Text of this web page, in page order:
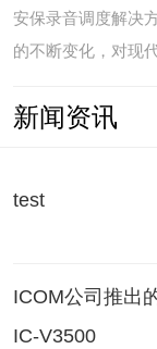
讯将延伸到世界的
安保录音调度解决
的不断变化，对现
讯需要，常常会出
新闻资讯
test
ICOM公司推出
IC-V3500